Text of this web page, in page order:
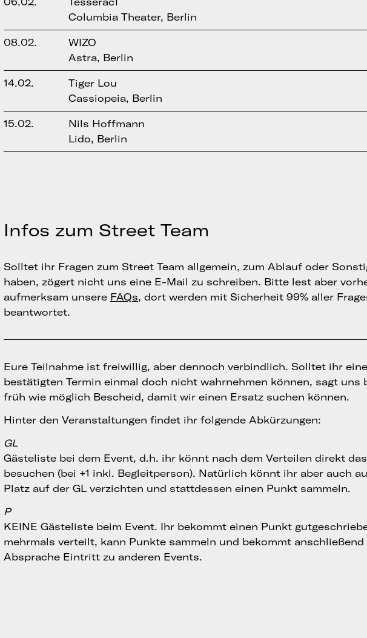
Columbia Theater, Berlin
08.02.
WIZO
Astra, Berlin
14.02.
Tiger Lou
Cassiopeia, Berlin
15.02.
Nils Hoffmann
Lido, Berlin
Infos zum Street Team
Solltet ihr Fragen zum Street Team allgemein, zum Ablauf oder
haben, zögert nicht uns eine E-Mail zu schreiben. Bitte lest aber
aufmerksam unsere FAQs, dort werden mit Sicherheit 99% aller
beantwortet.
Eure Teilnahme ist freiwillig, aber dennoch verbindlich. Solltet ihr
bestätigten Termin einmal doch nicht wahrnehmen können, sagt uns
früh wie möglich Bescheid, damit wir einen Ersatz suchen können.
Hinter den Veranstaltungen findet ihr folgende Abkürzungen:
GL
Gästeliste bei dem Event, d.h. ihr könnt nach dem Verteilen direkt
besuchen (bei +1 inkl. Begleitperson). Natürlich könnt ihr aber auch
Platz auf der GL verzichten und stattdessen einen Punkt sammeln.
P
KEINE Gästeliste beim Event. Ihr bekommt einen Punkt
mehrmals verteilt, kann Punkte sammeln und bekommt anschließend
Absprache Eintritt zu anderen Events.